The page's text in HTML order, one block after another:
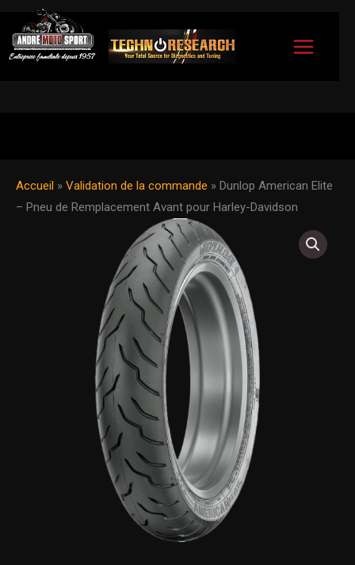
Aller
au
Accueil » Validation de la commande » Dunlop American Elite
– Pneu de Remplacement Avant pour Harley-Davidson
Plage
de
prix :
237.95$
290.95$